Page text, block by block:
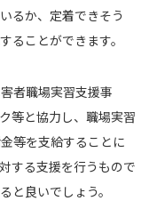
るか、定着できそう
ることができます。
者職場実習支援事
等と協力し、職場実習
等を支給することに
する支援を行うもので
と良いでしょう。